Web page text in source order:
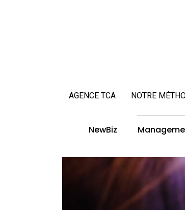
AGENCE TCA NOTRE
NewBiz